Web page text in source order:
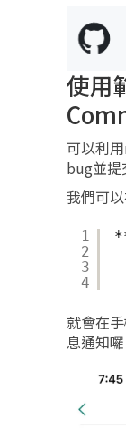
使用
可以利
bug並提
我們可
1
2
3
4
就會在
息通知